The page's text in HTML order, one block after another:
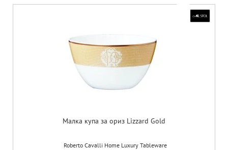
Малка купа за ориз Lizzard Gold
Roberto Cavalli Home Luxury Tableware